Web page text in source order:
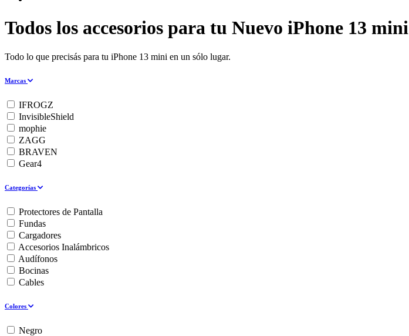
Todos los accesorios para tu Nuevo iPhone 13 mini
Todo lo que precisás para tu iPhone 13 mini en un sólo lugar.
Marcas
IFROGZ
InvisibleShield
mophie
ZAGG
BRAVEN
Gear4
Categorías
Protectores de Pantalla
Fundas
Cargadores
Accesorios Inalámbricos
Audífonos
Bocinas
Cables
Colores
Negro